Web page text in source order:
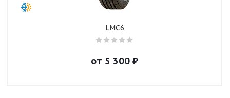
LMC6
от 5 300 ₽